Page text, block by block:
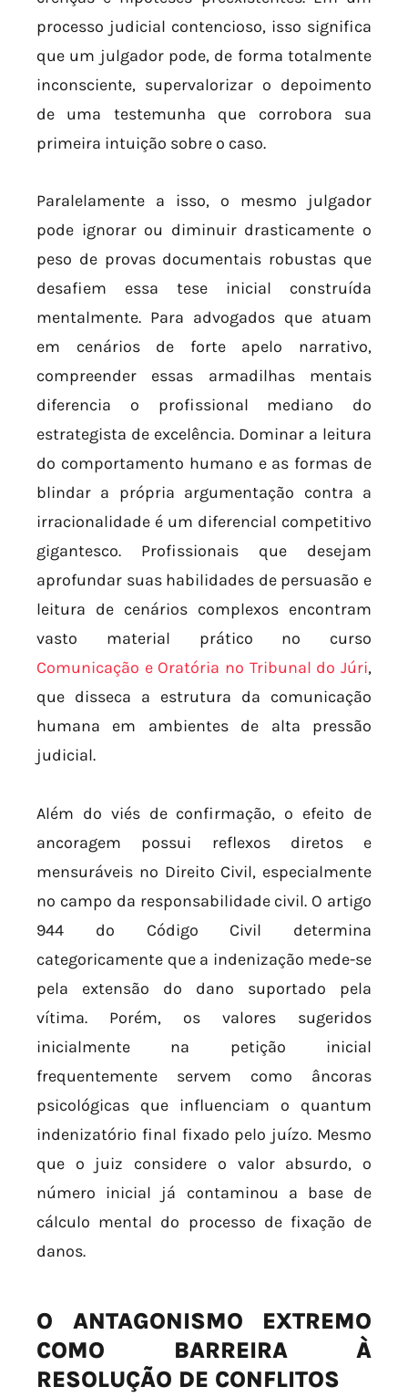
processo judicial contencioso, isso significa
que um julgador pode, de forma totalmente
inconsciente, supervalorizar o depoimento
de uma testemunha que corrobora sua
primeira intuição sobre o caso.
Paralelamente a isso, o mesmo julgador
pode ignorar ou diminuir drasticamente o
peso de provas documentais robustas que
desafiem essa tese inicial construída
mentalmente. Para advogados que atuam
em cenários de forte apelo narrativo,
compreender essas armadilhas mentais
diferencia o profissional mediano do
estrategista de excelência. Dominar a leitura
do comportamento humano e as formas de
blindar a própria argumentação contra a
irracionalidade é um diferencial competitivo
gigantesco. Profissionais que desejam
aprofundar suas habilidades de persuasão e
leitura de cenários complexos encontram
vasto material prático no curso
Comunicação e Oratória no Tribunal do Júri,
que disseca a estrutura da comunicação
humana em ambientes de alta pressão
judicial.
Além do viés de confirmação, o efeito de
ancoragem possui reflexos diretos e
mensuráveis no Direito Civil, especialmente
no campo da responsabilidade civil. O artigo
944 do Código Civil determina
categoricamente que a indenização mede-se
pela extensão do dano suportado pela
vítima. Porém, os valores sugeridos
inicialmente na petição inicial
frequentemente servem como âncoras
psicológicas que influenciam o quantum
indenizatório final fixado pelo juízo. Mesmo
que o juiz considere o valor absurdo, o
número inicial já contaminou a base de
cálculo mental do processo de fixação de
danos.
O ANTAGONISMO EXTREMO
COMO BARREIRA À
RESOLUÇÃO DE CONFLITOS